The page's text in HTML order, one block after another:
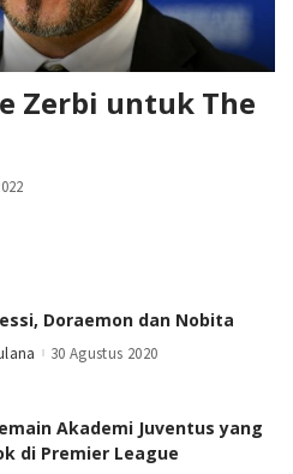
Zerbi untuk The
Doraemon dan Nobita
30 Agustus 2020
Akademi Juventus yang
di Premier League